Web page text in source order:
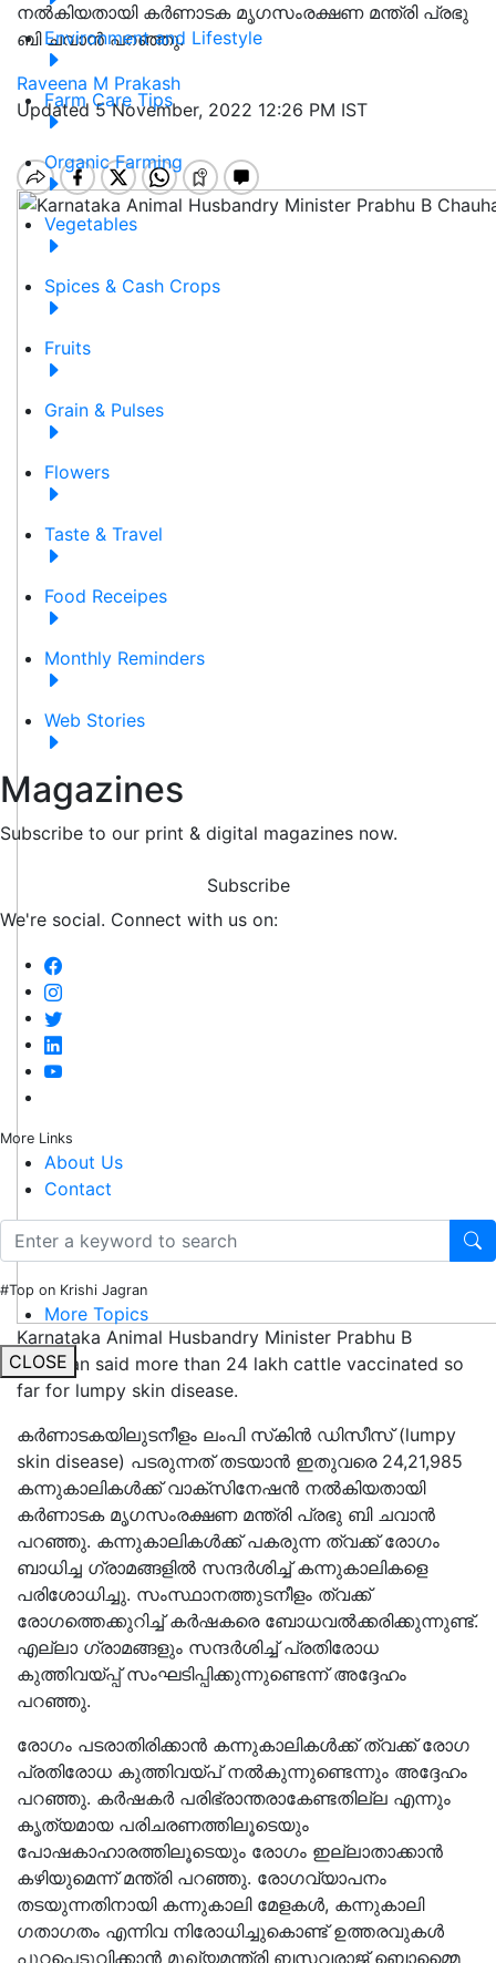
Environment and Lifestyle
Farm Care Tips
Organic Farming
Vegetables
Spices & Cash Crops
Fruits
Grain & Pulses
Flowers
Taste & Travel
Food Receipes
Monthly Reminders
Web Stories
Magazines
Subscribe to our print & digital magazines now.
Subscribe
We're social. Connect with us on:
More Links
About Us
Contact
#Top on Krishi Jagran
More Topics
CLOSE
നൽകിയതായി കർണാടക മൃഗസംരക്ഷണ മന്ത്രി പ്രഭു
ബി ചവാൻ പറഞ്ഞു.
Raveena M Prakash
Updated 5 November, 2022 12:26 PM IST
Karnataka Animal Husbandry Minister Prabhu B
Chauhan said more than 24 lakh cattle vaccinated so
far for lumpy skin disease.
കർണാടകയിലുടനീളം ലംപിസ്‌കിൻ ഡിസീസ് (lumpy
skin disease) പടരുന്നത് തടയാൻ ഇതുവരെ 24,21,985
കന്നുകാലികൾക്ക് വാക്സിനേഷൻ നൽകിയതായി
കർണാടക മൃഗസംരക്ഷണ മന്ത്രി പ്രഭു ബി ചവാൻ
പറഞ്ഞു. കന്നുകാലികൾക്ക് പകരുന്ന ത്വക്ക് രോഗം
ബാധിച്ച ഗ്രാമങ്ങളിൽ സന്ദർശിച്ച് കന്നുകാലികളെ
പരിശോധിച്ചു. സംസ്ഥാനത്തുടനീളം ത്വക്ക്
രോഗത്തെക്കുറിച്ച് കർഷകരെ ബോധവൽക്കരിക്കുന്നുണ്ട്.
എല്ലാ ഗ്രാമങ്ങളും സന്ദർശിച്ച് പ്രതിരോധ
കുത്തിവയ്പ്പ് സംഘടിപ്പിക്കുന്നുണ്ടെന്ന് അദ്ദേഹം
പറഞ്ഞു.
രോഗം പടരാതിരിക്കാൻ കന്നുകാലികൾക്ക് ത്വക്ക് രോഗ
പ്രതിരോധ കുത്തിവയ്പ് നൽകുന്നുണ്ടെന്നും അദ്ദേഹം
പറഞ്ഞു. കർഷകർ പരിഭ്രാന്തരാകേണ്ടതില്ല എന്നും
കൃത്യമായ പരിചരണത്തിലൂടെയും
പോഷകാഹാരത്തിലൂടെയും രോഗം ഇല്ലാതാക്കാൻ
കഴിയുമെന്ന് മന്ത്രി പറഞ്ഞു. രോഗവ്യാപനം
തടയുന്നതിനായി കന്നുകാലി മേളകൾ, കന്നുകാലി
ഗതാഗതം എന്നിവ നിരോധിച്ചുകൊണ്ട് ഉത്തരവുകൾ
പുറപ്പെടുവിക്കാൻ മുഖ്യമന്ത്രി ബസവരാജ് ബൊമ്മൈ